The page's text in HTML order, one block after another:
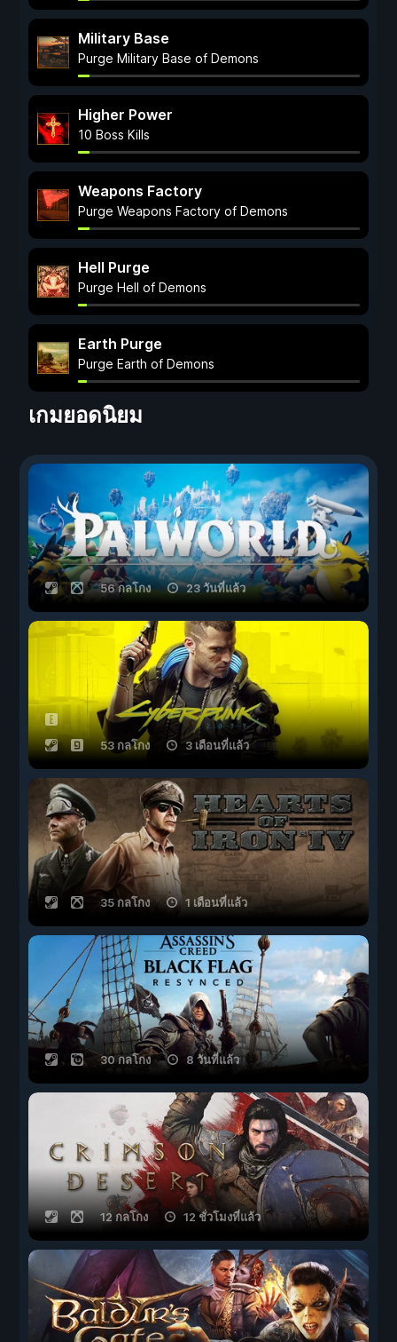
Military Base
Purge Military Base of Demons
Higher Power
10 Boss Kills
Weapons Factory
Purge Weapons Factory of Demons
Hell Purge
Purge Hell of Demons
Earth Purge
Purge Earth of Demons
เกมยอดนิยม
56 กลโกง 23 วันที่แล้ว
53 กลโกง 3 เดือนที่แล้ว
35 กลโกง 1 เดือนที่แล้ว
30 กลโกง 8 วันที่แล้ว
12 กลโกง 12 ชั่วโมงที่แล้ว